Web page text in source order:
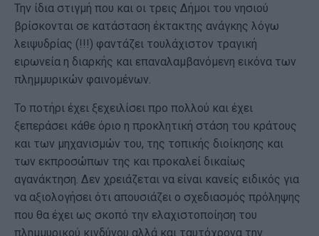
Την ίδια στιγμή που και οι τρεις Δήμοι του νησιού
βρίσκονται σε κατάσταση έκτακτης ανάγκης λόγω
λειψυδρίας (!!!) φαντάζει τουλάχιστον τραγική
ειρωνεία η διαρκής και επαναλαμβανόμενη εικόνα των
πλημμυρικών φαινομένων.
Το ποτήρι έχει ξεχειλίσει προ πολλού και έχει
ξεπεράσει κάθε όριο η προκλητική στάση του κράτους
και των μηχανισμών του, της τοπικής διοίκησης και
των εκπροσώπων της και προκαλεί δικαίως
αγανάκτηση. Δεν χρειάζεται να είναι κανείς ειδικός για
να αξιολογήσει ότι απουσιάζει ο σχεδιασμός πρόληψης
που θα έχει ως σκοπό την ελαχιστοποίηση του
πλημμυρικού κινδύνου αλλά και ταυτόχρονα την